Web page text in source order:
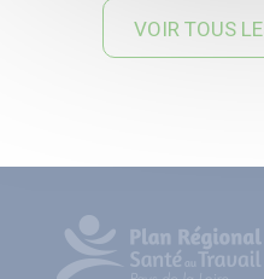
VOIR TOUS